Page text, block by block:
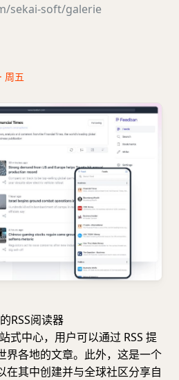
sekai-soft/galerie
周五
RSS阅读器
式中心，用户可以通过 RSS 提
界各地的文章。此外，这是一个
在其中创建并与全球社区分享自